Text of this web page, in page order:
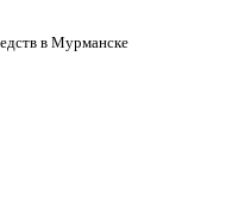
в Мурманске